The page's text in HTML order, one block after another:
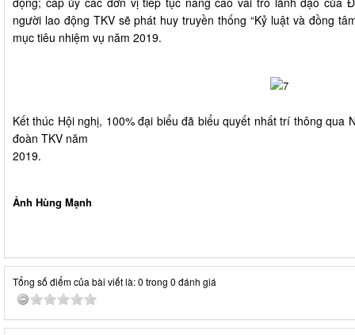
người lao động TKV sẽ phát huy truyền thống “Kỷ luật và đồng
mục tiêu nhiệm vụ năm 2019.
Kết thúc Hội nghị, 100% đại biểu đã biểu quyết nhất trí thông qua
đoàn TKV năm
2019.
Ảnh Hùng Mạnh
Tổng số điểm của bài viết là: 0 trong 0 đánh giá